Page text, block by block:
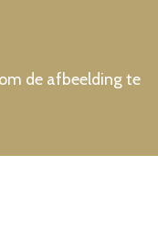
de afbeelding te